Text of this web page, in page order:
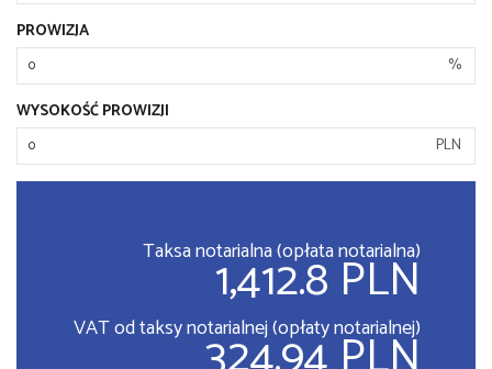
PROWIZJA
%
WYSOKOŚĆ PROWIZJI
PLN
Taksa notarialna (opłata notarialna)
1,412.8 PLN
VAT od taksy notarialnej (opłaty notarialnej)